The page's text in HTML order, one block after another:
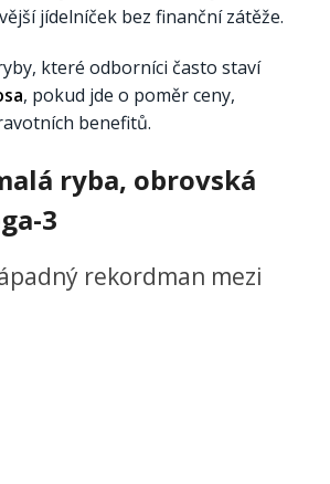
jídelníček bez finanční zátěže.
které odborníci často staví
, pokud jde o poměr ceny,
benefitů.
ryba, obrovská
3
rekordman mezi